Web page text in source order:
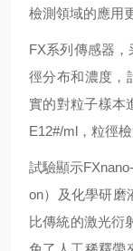
檢測領域的應用
FX系列傳感器
徑分布和濃度，
實的對粒子樣本
E12#/ml，粒徑
試驗顯示
on）及化學研磨
比傳統的激光衍